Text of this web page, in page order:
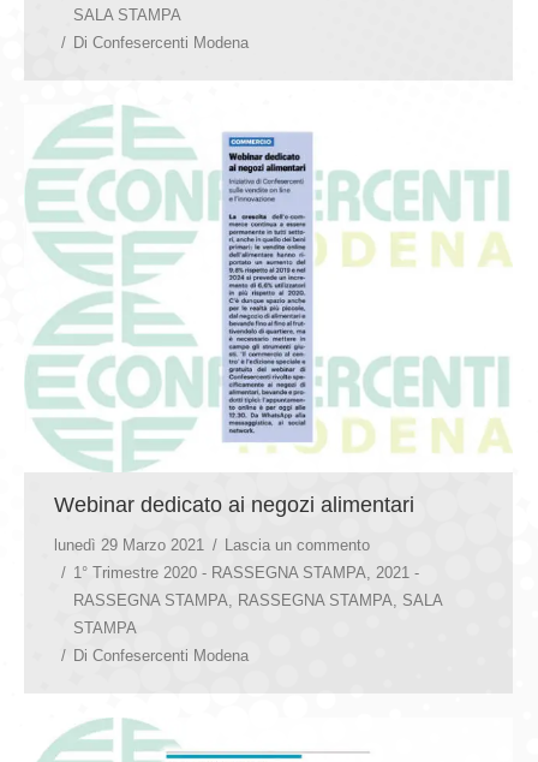
SALA STAMPA
Di Confesercenti Modena
Webinar dedicato ai negozi alimentari
lunedì 29 Marzo 2021
Lascia un commento
1° Trimestre 2020 - RASSEGNA STAMPA
2021 -
RASSEGNA STAMPA
RASSEGNA STAMPA
SALA
STAMPA
Di Confesercenti Modena